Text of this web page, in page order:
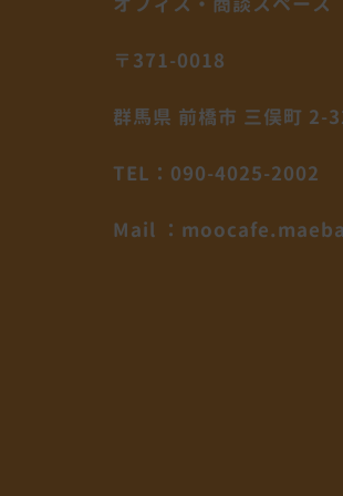
〒371-0018
群馬県 前橋市 三俣町 2-
TEL：090-4025-2002
Mail ：